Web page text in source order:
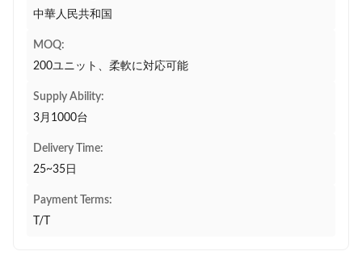
中華人民共和国
MOQ:
200ユニット、柔軟に対応可能
Supply Ability:
3月1000台
Delivery Time:
25~35日
Payment Terms:
T/T